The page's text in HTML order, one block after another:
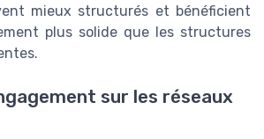
mieux structurés et bénéficient
plus solide que les structures
sur les réseaux